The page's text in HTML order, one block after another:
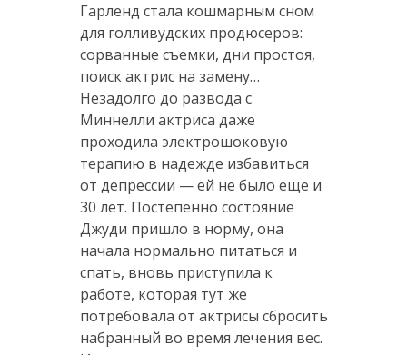
Гарленд стала кошмарным сном
для голливудских продюсеров:
сорванные съемки, дни простоя,
поиск актрис на замену…
Незадолго до развода с
Миннелли актриса даже
проходила электрошоковую
терапию в надежде избавиться
от депрессии — ей не было еще и
30 лет. Постепенно состояние
Джуди пришло в норму, она
начала нормально питаться и
спать, вновь приступила к
работе, которая тут же
потребовала от актрисы сбросить
набранный во время лечения вес.